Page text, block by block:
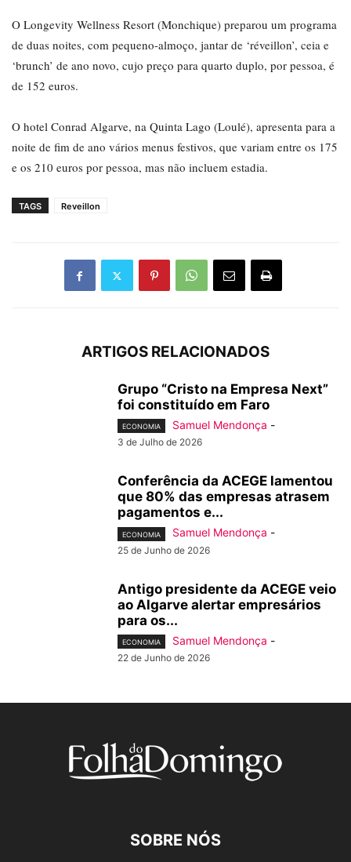
O Longevity Wellness Resort (Monchique) preparou um programa
de duas noites, com pequeno-almoço, jantar de ‘réveillon’, ceia e
‘brunch’ de ano novo, cujo preço para quarto duplo, por pessoa, é
de 152 euros.
O hotel Conrad Algarve, na Quinta Lago (Loulé), apresenta para a
noite de fim de ano vários menus festivos, que variam entre os 175
e os 210 euros por pessoa, mas não incluem estadia.
TAGS Reveillon
ARTIGOS RELACIONADOS
Grupo “Cristo na Empresa Next”
foi constituído em Faro
ECONOMIA Samuel Mendonça -
3 de Julho de 2026
Conferência da ACEGE lamentou
que 80% das empresas atrasem
pagamentos e...
ECONOMIA Samuel Mendonça -
25 de Junho de 2026
Antigo presidente da ACEGE veio
ao Algarve alertar empresários
para os...
ECONOMIA Samuel Mendonça -
22 de Junho de 2026
SOBRE NÓS